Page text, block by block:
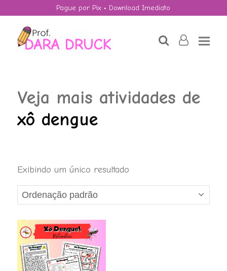
Pague por Pix • Download Imediato
searchuser-
Veja mais atividades de
xô dengue
Exibindo um único resultado
R$7,90 + ADD